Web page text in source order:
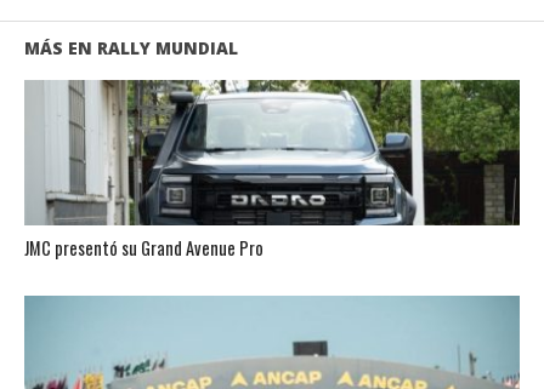
MÁS EN RALLY MUNDIAL
JMC presentó su Grand Avenue Pro